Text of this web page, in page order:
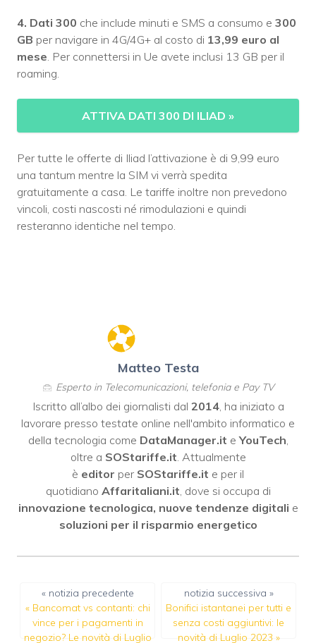
4. Dati 300 che include minuti e SMS a consumo e 300
GB per navigare in 4G/4G+ al costo di 13,99 euro al
mese. Per connettersi in Ue avete inclusi 13 GB per il
roaming.
ATTIVA DATI 300 DI ILIAD »
Per tutte le offerte di Iliad l’attivazione è di 9,99 euro
una tantum mentre la SIM vi verrà spedita
gratuitamente a casa. Le tariffe inoltre non prevedono
vincoli, costi nascosti né rimodulazioni e quindi
resteranno identiche nel tempo.
Matteo Testa
Esperto in Telecomunicazioni, telefonia e Pay TV
Iscritto all’albo dei giornalisti dal 2014, ha iniziato a
lavorare presso testate online nell'ambito informatico e
della tecnologia come DataManager.it eYouTech,
oltre a SOStariffe.it. Attualmente
è editor per SOStariffe.it e per il
quotidiano Affaritaliani.it, dove si occupa di
innovazione tecnologica, nuove tendenze digitali e
soluzioni per il risparmio energetico
« notizia precedente
« Bancomat vs contanti: chi
vince per i pagamenti in
negozio? Le novità di Luglio
notizia successiva »
Bonifici istantanei per tutti e
senza costi aggiuntivi: le
novità di Luglio 2023 »